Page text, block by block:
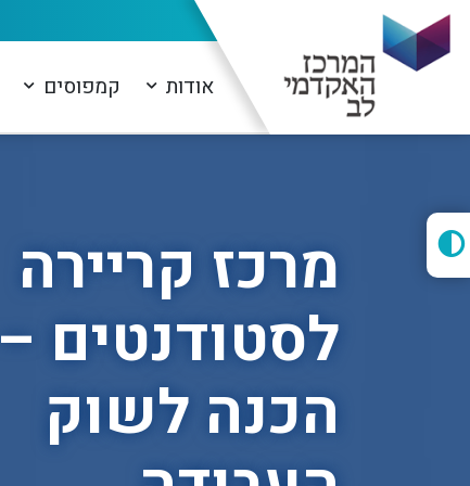
אודות קמפוסים
מרכז קריירה
לסטודנטים –
הכנה לשוק